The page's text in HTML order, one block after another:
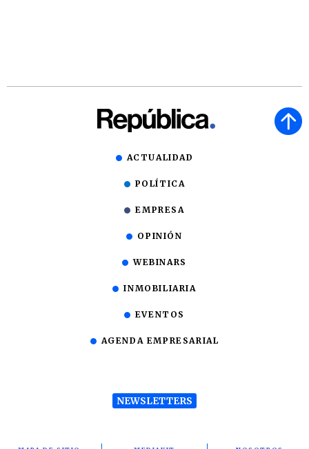
ACTUALIDAD
POLÍTICA
EMPRESA
OPINIÓN
WEBINARS
INMOBILIARIA
EVENTOS
AGENDA EMPRESARIAL
NEWSLETTERS